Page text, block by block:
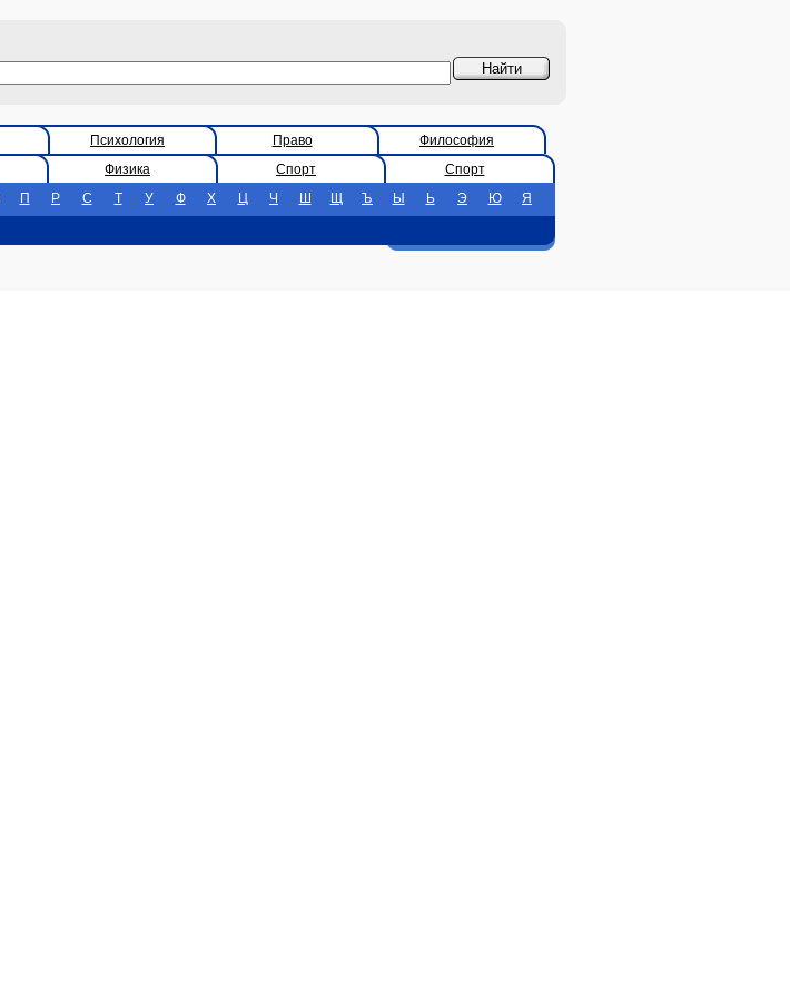
Психология Право
Философия
Физика Спорт
Спорт
П Р С Т У Ф Х Ц Ч Ш Щ Ъ Ы Ь Э Ю Я